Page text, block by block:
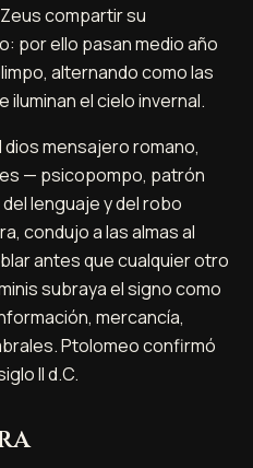
compartir su
por ello pasan medio año
alternando como las
iluminan el cielo invernal.
dios mensajero romano,
— psicopompo, patrón
lenguaje y del robo
condujo a las almas al
antes que cualquier otro
subraya el signo como
mercancía,
Ptolomeo confirmó
II d.C.